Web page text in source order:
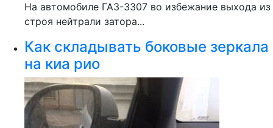
На автомобиле ГАЗ-3307 во избежание выхода из
строя нейтрали затора...
Как складывать боковые зеркала
на киа рио